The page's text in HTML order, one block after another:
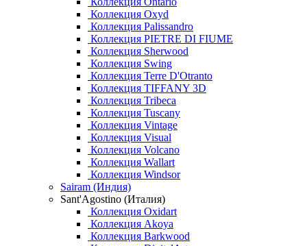
Коллекция Oxyd
Коллекция Palissandro
Коллекция PIETRE DI FIUME
Коллекция Sherwood
Коллекция Swing
Коллекция Terre D'Otranto
Коллекция TIFFANY 3D
Коллекция Tribeca
Коллекция Tuscany
Коллекция Vintage
Коллекция Visual
Коллекция Volcano
Коллекция Wallart
Коллекция Windsor
Sairam (Индия)
Sant'Agostino (Италия)
Коллекция Oxidart
Коллекция Akoya
Коллекция Barkwood